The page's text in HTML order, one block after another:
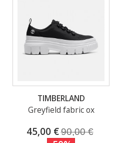
TIMBERLAND
Greyfield fabric ox
45,00 €90,00 €